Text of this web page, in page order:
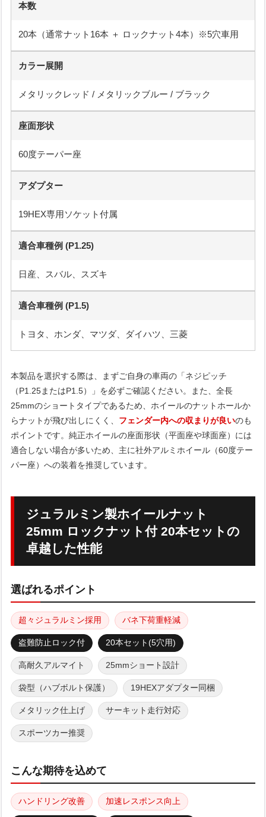
本数
20本（通常ナット16本 ＋ ロックナット4本）※5穴車用
カラー展開
メタリックレッド / メタリックブルー / ブラック
座面形状
60度テーパー座
アダプター
19HEX専用ソケット付属
適合車種例 (P1.25)
日産、スバル、スズキ
適合車種例 (P1.5)
トヨタ、ホンダ、マツダ、ダイハツ、三菱
本製品を選択する際は、まずご自身の車両の「ネジピッチ
（P1.25またはP1.5）」を必ずご確認ください。また、全長
25mmのショートタイプであるため、ホイールのナットホールか
らナットが飛び出しにくく、 フェンダー内への収まりが良いのも
ポイントです。純正ホイールの座面形状（平面座や球面座）には
適合しない場合が多いため、主に社外アルミホイール（60度テー
パー座）への装着を推奨しています。
ジュラルミン製ホイールナット
25mm ロックナット付 20本セットの
卓越した性能
選ばれるポイント
超々ジュラルミン採用 バネ下荷重軽減
盗難防止ロック付 20本セット(5穴用)
高耐久アルマイト 25mmショート設計
袋型（ハブボルト保護） 19HEXアダプター同梱
メタリック仕上げ サーキット走行対応
スポーツカー推奨
こんな期待を込めて
ハンドリング改善 加速レスポンス向上